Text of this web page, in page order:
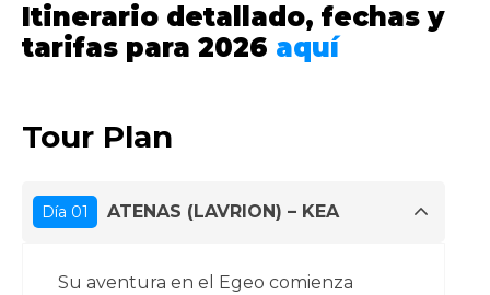
Itinerario detallado, fechas y
tarifas para 2026 aquí
Tour Plan
Día 01 ATENAS (LAVRION) – KEA
Su aventura en el Egeo comienza